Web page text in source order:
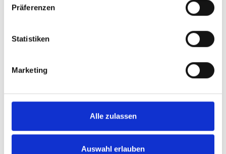
Präferenzen
Statistiken
Marketing
Alle zulassen
Auswahl erlauben
Replacement net for Tennis Net Training